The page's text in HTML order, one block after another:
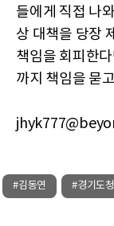
들에게 직접 나
상 대책을 당장
책임을 회피한
까지 책임을 묻
#김동연 #경기도청